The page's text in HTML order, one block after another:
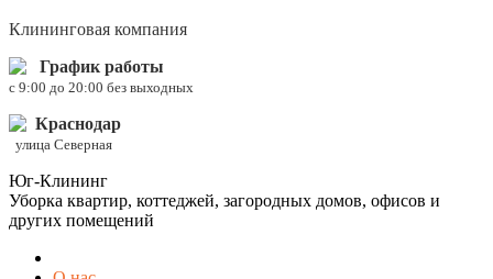
Клининговая компания
График работы
c 9:00 до 20:00 без выходных
Краснодар
улица Северная
Юг-Клининг
Уборка квартир, коттеджей, загородных домов, офисов и
других помещений